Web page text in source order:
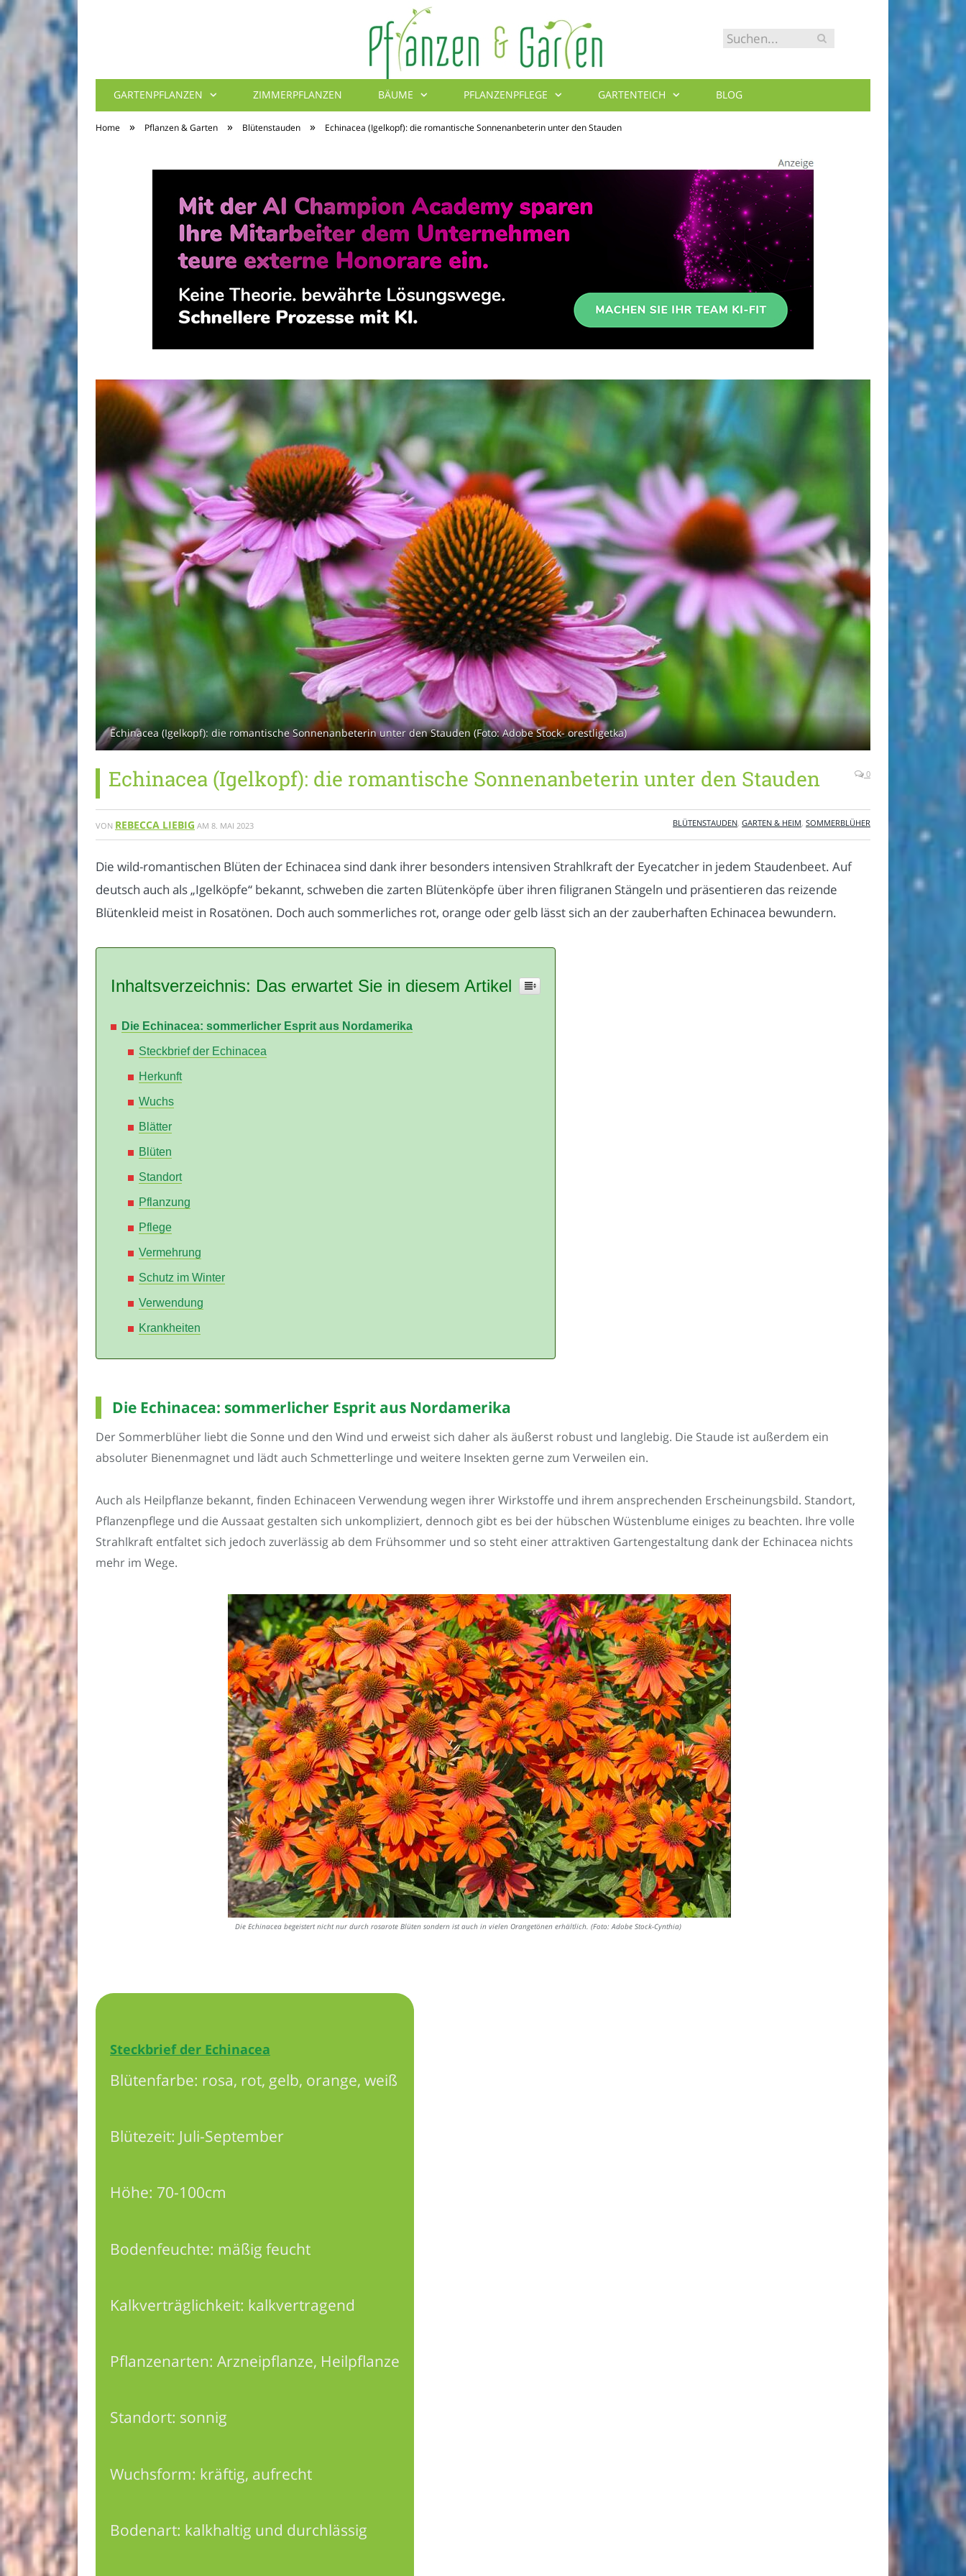
Blumenbibel
GARTENPFLANZEN ZIMMERPFLANZEN BÄUME PFLANZENPFLEGE GARTENTEICH BLOG
Home » Pflanzen & Garten » Blütenstauden » Echinacea (Igelkopf): die romantische Sonnenanbeterin unter den Stauden
Echinacea (Igelkopf): die romantische Sonnenanbeterin unter den Stauden (Foto: Adobe Stock- orestligetka)
Echinacea (Igelkopf): die romantische Sonnenanbeterin unter den Stauden 0
VON REBECCA LIEBIG AM 8. MAI 2023 BLÜTENSTAUDEN, GARTEN & HEIM, SOMMERBLÜHER
Die wild-romantischen Blüten der Echinacea sind dank ihrer besonders intensiven Strahlkraft der Eyecatcher in jedem Staudenbeet. Auf
deutsch auch als „Igelköpfe“ bekannt, schweben die zarten Blütenköpfe über ihren filigranen Stängeln und präsentieren das reizende
Blütenkleid meist in Rosatönen. Doch auch sommerliches rot, orange oder gelb lässt sich an der zauberhaften Echinacea bewundern.
Inhaltsverzeichnis: Das erwartet Sie in diesem Artikel
Die Echinacea: sommerlicher Esprit aus Nordamerika
Steckbrief der Echinacea
Herkunft
Wuchs
Blätter
Blüten
Standort
Pflanzung
Pflege
Vermehrung
Schutz im Winter
Verwendung
Krankheiten
Die Echinacea: sommerlicher Esprit aus Nordamerika
Der Sommerblüher liebt die Sonne und den Wind und erweist sich daher als äußerst robust und langlebig. Die Staude ist außerdem ein
absoluter Bienenmagnet und lädt auch Schmetterlinge und weitere Insekten gerne zum Verweilen ein.
Auch als Heilpflanze bekannt, finden Echinaceen Verwendung wegen ihrer Wirkstoffe und ihrem ansprechenden Erscheinungsbild. Standort,
Pflanzenpflege und die Aussaat gestalten sich unkompliziert, dennoch gibt es bei der hübschen Wüstenblume einiges zu beachten. Ihre volle
Strahlkraft entfaltet sich jedoch zuverlässig ab dem Frühsommer und so steht einer attraktiven Gartengestaltung dank der Echinacea nichts
mehr im Wege.
Die Echinacea begeistert nicht nur durch rosarote Blüten sondern ist auch in vielen Orangetönen erhältlich. (Foto: Adobe Stock-Cynthia)
Steckbrief der Echinacea
Blütenfarbe: rosa, rot, gelb, orange, weiß
Blütezeit: Juli-September
Höhe: 70-100cm
Bodenfeuchte: mäßig feucht
Kalkverträglichkeit: kalkvertragend
Pflanzenarten: Arzneipflanze, Heilpflanze
Standort: sonnig
Wuchsform: kräftig, aufrecht
Bodenart: kalkhaltig und durchlässig